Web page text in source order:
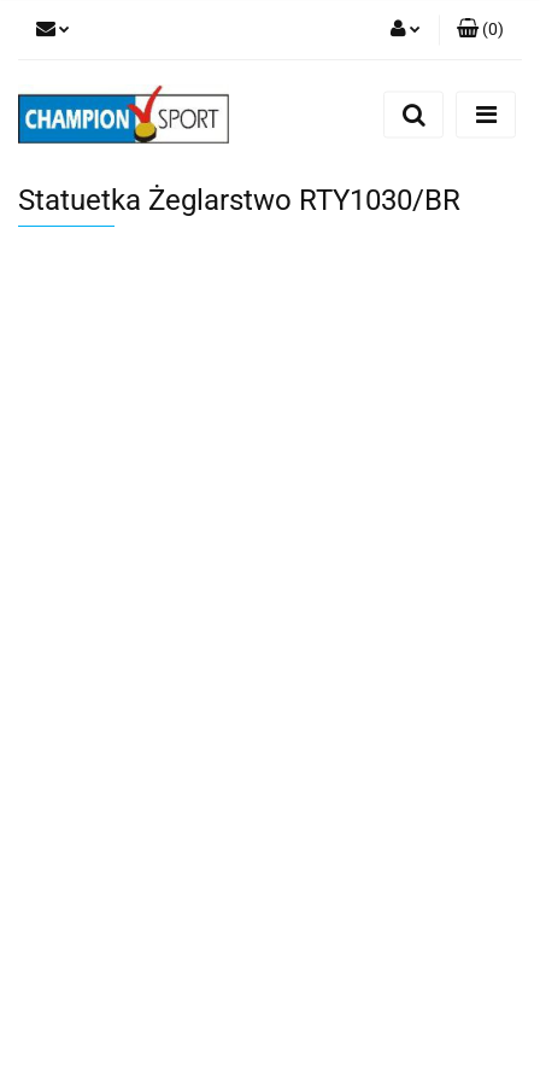
Zarejestruj się
(0)
Statuetka Żeglarstwo RTY1030/BR